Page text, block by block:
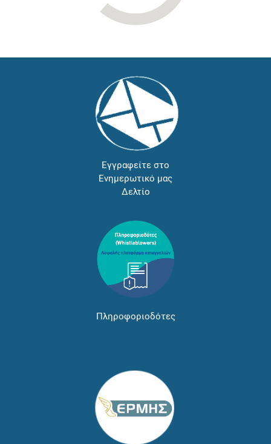
Εγγραφείτε στο
Ενημερωτικό μας
Δελτίο
Πληροφοριοδότες